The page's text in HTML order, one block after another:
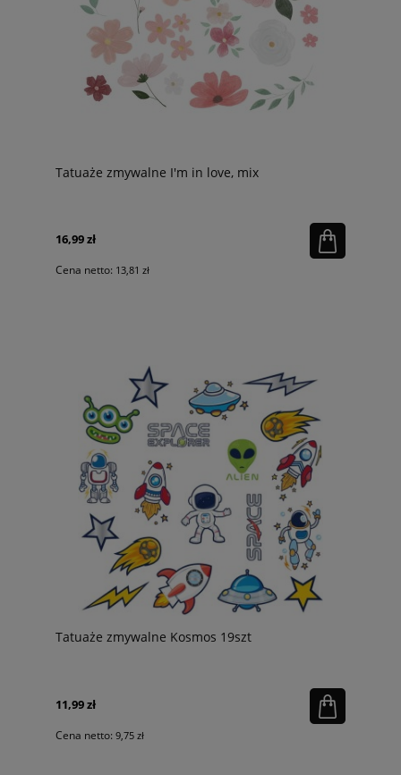
Tatuaże zmywalne I'm in love, mix
16,99 zł
Cena netto: 13,81 zł
Tatuaże zmywalne Kosmos 19szt
11,99 zł
Cena netto: 9,75 zł